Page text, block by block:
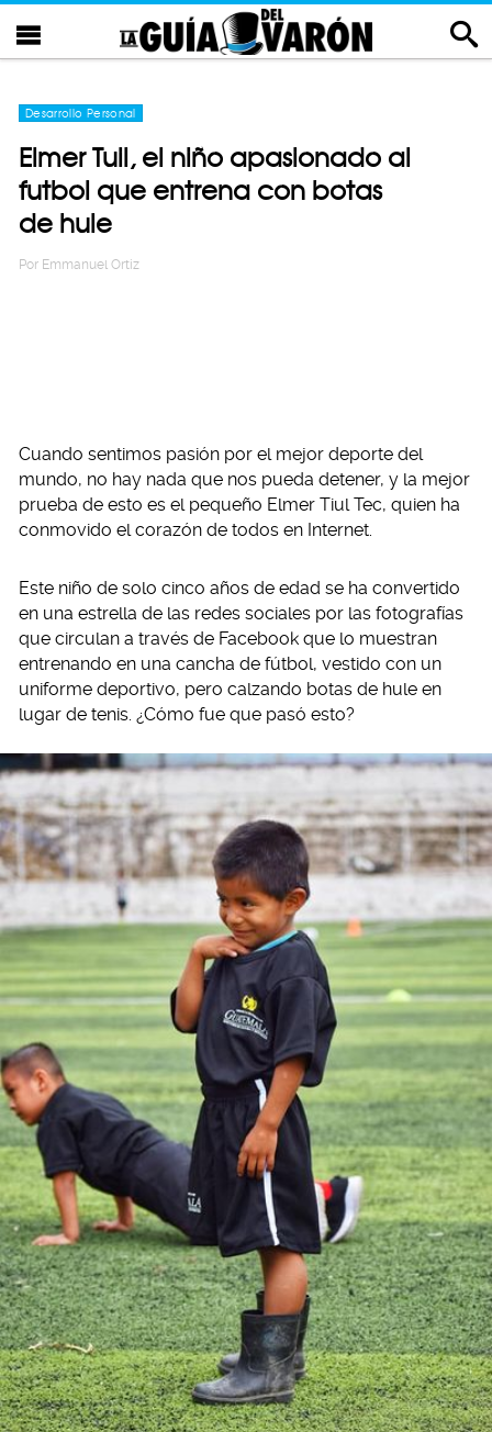
Desarrollo Personal
Elmer Tuil, el niño apasionado al
futbol que entrena con botas
de hule
Por Emmanuel Ortiz
Cuando sentimos pasión por el mejor deporte del
mundo, no hay nada que nos pueda detener, y la mejor
prueba de esto es el pequeño Elmer Tiul Tec, quien ha
conmovido el corazón de todos en Internet.
Este niño de solo cinco años de edad se ha convertido
en una estrella de las redes sociales por las fotografías
que circulan a través de Facebook que lo muestran
entrenando en una cancha de fútbol, vestido con un
uniforme deportivo, pero calzando botas de hule en
lugar de tenis. ¿Cómo fue que pasó esto?